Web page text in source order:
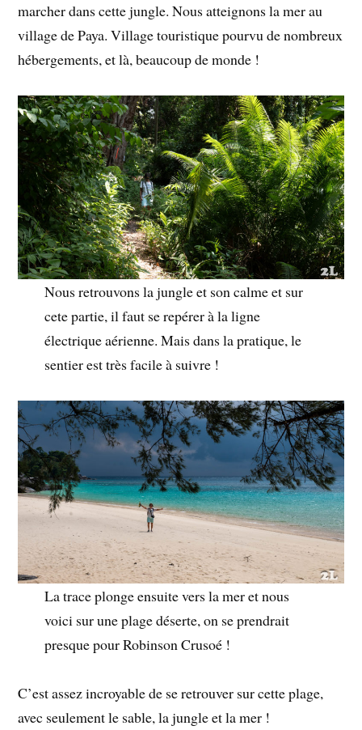
marcher dans cette jungle. Nous atteignons la mer au
village de Paya. Village touristique pourvu de nombreux
hébergements, et là, beaucoup de monde !
Nous retrouvons la jungle et son calme et sur
cete partie, il faut se repérer à la ligne
électrique aérienne. Mais dans la pratique, le
sentier est très facile à suivre !
La trace plonge ensuite vers la mer et nous
voici sur une plage déserte, on se prendrait
presque pour Robinson Crusoé !
C’est assez incroyable de se retrouver sur cette plage,
avec seulement le sable, la jungle et la mer !